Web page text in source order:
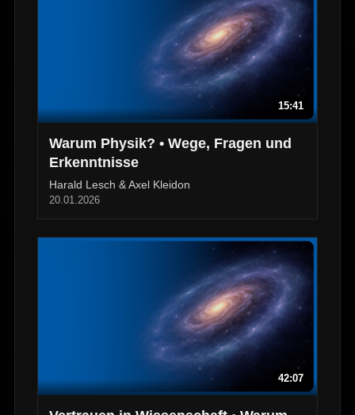
15:41
Warum Physik? • Wege, Fragen und
Erkenntnisse
Harald Lesch & Axel Kleidon
20.01.2026
42:07